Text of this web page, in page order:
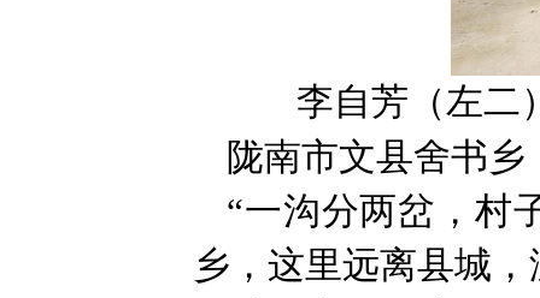
李自芳（左二
陇南市文县舍书
“一沟分两岔，村
乡，这里远离县城